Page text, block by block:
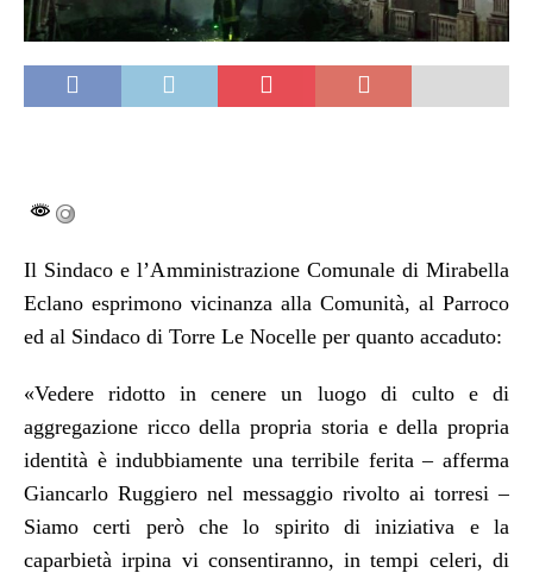
Il Sindaco e l’Amministrazione Comunale di Mirabella
Eclano esprimono vicinanza alla Comunità, al Parroco
ed al Sindaco di Torre Le Nocelle per quanto accaduto:
«Vedere ridotto in cenere un luogo di culto e di
aggregazione ricco della propria storia e della propria
identità è indubbiamente una terribile ferita – afferma
Giancarlo Ruggiero nel messaggio rivolto ai torresi –
Siamo certi però che lo spirito di iniziativa e la
caparbietà irpina vi consentiranno, in tempi celeri, di